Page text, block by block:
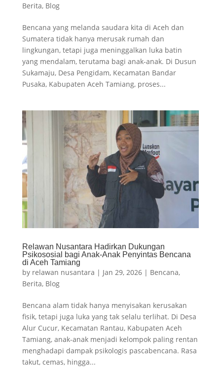
Berita, Blog
Bencana yang melanda saudara kita di Aceh dan
Sumatera tidak hanya merusak rumah dan
lingkungan, tetapi juga meninggalkan luka batin
yang mendalam, terutama bagi anak-anak. Di Dusun
Sukamaju, Desa Pengidam, Kecamatan Bandar
Pusaka, Kabupaten Aceh Tamiang, proses...
Relawan Nusantara Hadirkan Dukungan
Psikososial bagi Anak-Anak Penyintas Bencana
di Aceh Tamiang
by relawan nusantara | Jan 29, 2026| Bencana,
Berita, Blog
Bencana alam tidak hanya menyisakan kerusakan
fisik, tetapi juga luka yang tak selalu terlihat. Di Desa
Alur Cucur, Kecamatan Rantau, Kabupaten Aceh
Tamiang, anak-anak menjadi kelompok paling rentan
menghadapi dampak psikologis pascabencana. Rasa
takut, cemas, hingga...